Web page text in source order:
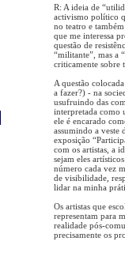
R: A ideia de
activismo político
no teatro e
que me interessa
questão de
“militante”, mas a
criticamente sobre
A questão
a fazer?) - na
usufruindo das
interpretada como
ele é encarado
assumindo a veste
exposição
com os artistas, a
sejam eles
número cada vez
de visibilidade,
lidar na minha
Os artistas que
representam para
realidade pós-
precisamente os